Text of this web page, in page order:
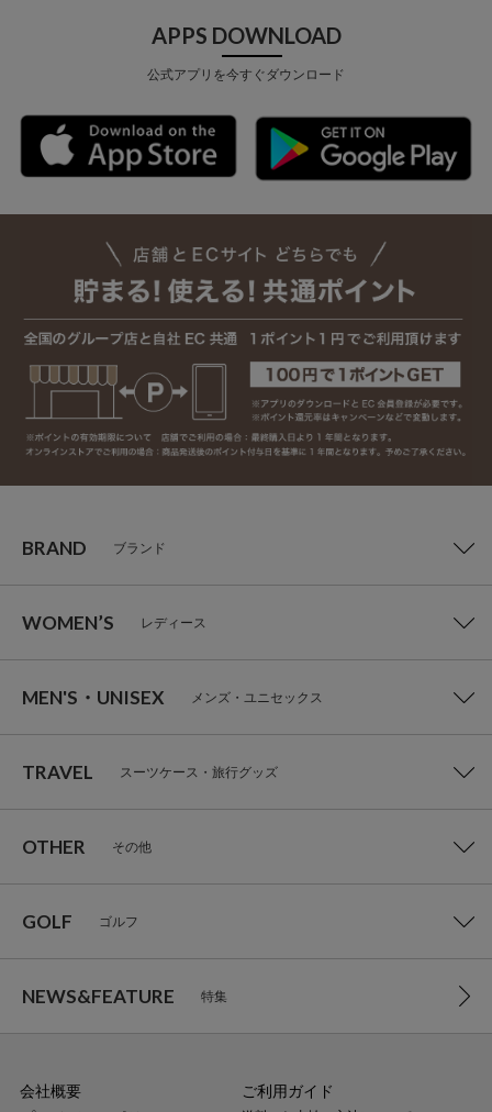
APPS DOWNLOAD
公式アプリを今すぐダウンロード
BRAND ブランド
WOMEN’S レディース
MEN'S・UNISEX メンズ・ユニセックス
TRAVEL スーツケース・旅行グッズ
OTHER その他
GOLF ゴルフ
NEWS&FEATURE 特集
会社概要
ご利用ガイド